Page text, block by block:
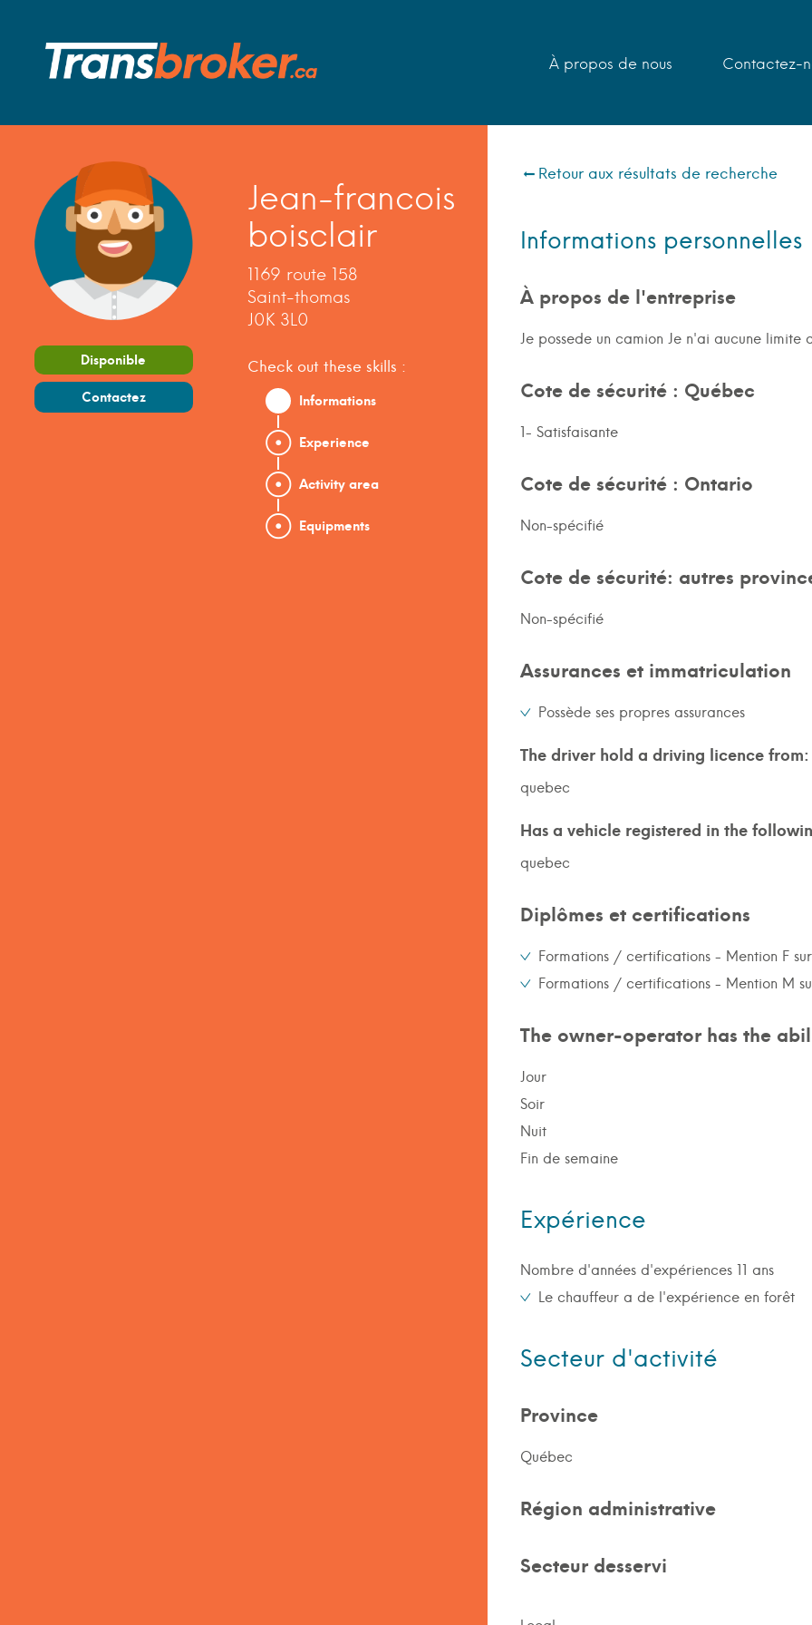
À propos de nous Contactez-
Disponible
Contactez
Jean-francois
boisclair
1169 route 158
Saint-thomas
J0K 3L0
Check out these skills :
Informations
Experience
Activity area
Equipments
Retour aux résultats de recherche
Informations personnelles
À propos de l'entreprise
Je possede un camion Je n'ai aucune limite
Cote de sécurité : Québec
1- Satisfaisante
Cote de sécurité : Ontario
Non-spécifié
Cote de sécurité: autres
Non-spécifié
Assurances et immatriculation
Possède ses propres assurances
The driver hold a driving licence from:
quebec
Has a vehicle registered in the
quebec
Diplômes et certifications
Formations / certifications - Mention F
Formations / certifications - Mention M
The owner-operator has the
Jour
Soir
Nuit
Fin de semaine
Expérience
Nombre d'années d'expériences 11 ans
Le chauffeur a de l'expérience en forêt
Secteur d'activité
Province
Québec
Région administrative
Secteur desservi